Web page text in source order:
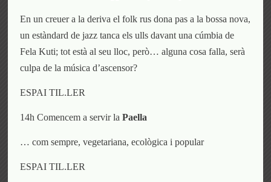
En un creuer a la deriva el folk rusdona pas a la bossa nova,
un estàndarddejazz tanca els ullsdavantuna cúmbia de
Fela Kuti; tot està al seu lloc, però… alguna cosa falla,serà
culpa de la música d’ascensor?
ESPAI TIL.LER
14h Comencem a servir laPaella
… com sempre, vegetariana, ecològica i popular
ESPAI TIL.LER